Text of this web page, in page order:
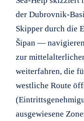
der Dubrovnik-
Skipper durch die
Šipan —
zur
weiterfahren, die
westliche Route
ausgewiesene